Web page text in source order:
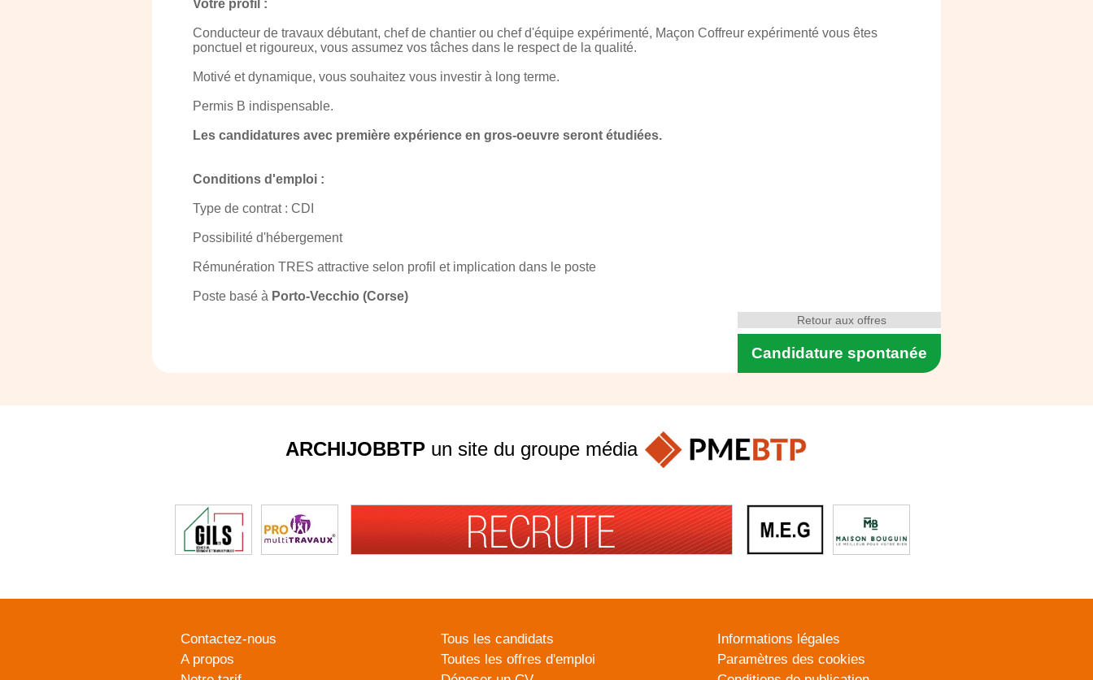
Votre profil :
Conducteur de travaux débutant, chef de chantier ou chef d'équipe expérimenté, Maçon Coffreur expérimenté vous êtes
ponctuel et rigoureux, vous assumez vos tâches dans le respect de la qualité.
Motivé et dynamique, vous souhaitez vous investir à long terme.
Permis B indispensable.
Les candidatures avec première expérience en gros-oeuvre seront étudiées.
Conditions d'emploi :
Type de contrat : CDI
Possibilité d'hébergement
Rémunération TRES attractive selon profil et implication dans le poste
Poste basé à Porto-Vecchio (Corse)
Candidature spontanée
Retour aux offres
ARCHIJOBBTPun site du groupe média
Contactez-nous
A propos
Tous les candidats
Toutes les offres d'emploi
Informations légales
Paramètres des cookies